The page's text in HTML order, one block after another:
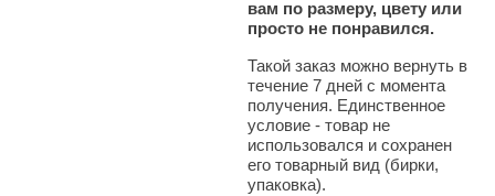
вам по размеру, цвету или
просто не понравился.
Такой заказ можно вернуть в
течение 7 дней с момента
получения. Единственное
условие - товар не
использовался и сохранен
его товарный вид (бирки,
упаковка).